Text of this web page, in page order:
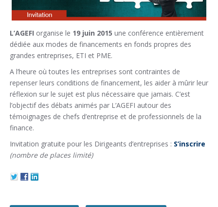
L’AGEFI organise le 19 juin 2015 une conférence entièrement
dédiée aux modes de financements en fonds propres des
grandes entreprises, ETI et PME.
A l’heure où toutes les entreprises sont contraintes de
repenser leurs conditions de financement, les aider à mûrir leur
réflexion sur le sujet est plus nécessaire que jamais. C’est
l’objectif des débats animés par L’AGEFI autour des
témoignages de chefs d’entreprise et de professionnels de la
finance.
Invitation gratuite pour les Dirigeants d’entreprises : S’inscrire
(nombre de places limité)